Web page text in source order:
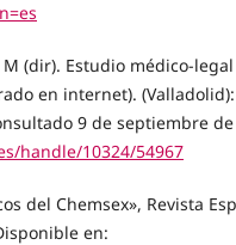
(dir). Estudio médico-
en internet). (Valladolid):
9 de septiembre de
handle/10324/54967
del Chemsex», Revista
en: